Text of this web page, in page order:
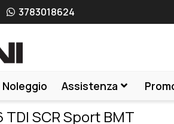
3783018624
Noleggio Assistenza
TDI SCR Sport BMT